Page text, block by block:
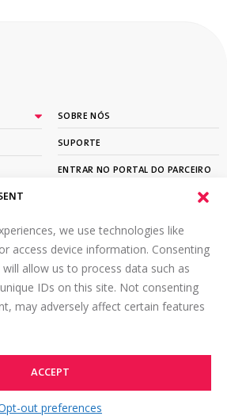
we use technologies like
access device information. Consenting
allow us to process data such as
IDs on this site. Not consenting
may adversely affect certain features
ACCEPT
out preferences
SOBRE NÓS
SUPORTE
ENTRAR NO PORTAL DO PARCEIRO